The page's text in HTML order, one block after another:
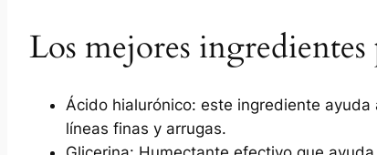
Los mejores ingredientes
Ácido hialurónico: este ingrediente
líneas finas y arrugas.